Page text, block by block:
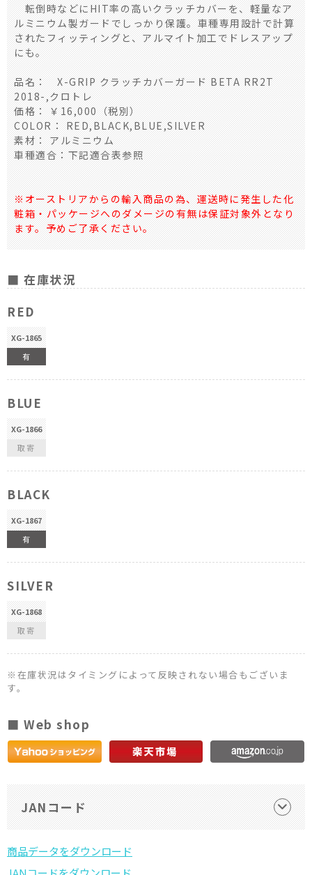
転倒時などにHIT率の高いクラッチカバーを、軽量なア
ルミニウム製ガードでしっかり保護。車種専用設計で計算
されたフィッティングと、アルマイト加工でドレスアップ
にも。
品名： X-GRIP クラッチカバーガード BETA RR2T
2018-,クロトレ
価格： ￥16,000（税別）
COLOR： RED,BLACK,BLUE,SILVER
素材： アルミニウム
車種適合：下記適合表参照
※オーストリアからの輸入商品の為、運送時に発生した化
粧箱・パッケージへのダメージの有無は保証対象外となり
ます。予めご了承ください。
■ 在庫状況
RED
XG-1865
有
BLUE
XG-1866
取寄
BLACK
XG-1867
有
SILVER
XG-1868
取寄
※在庫状況はタイミングによって反映されない場合もございま
す。
■ Web shop
JANコード